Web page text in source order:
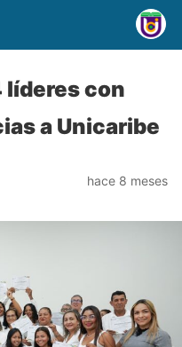
con
a Unicaribe
hace 8 meses